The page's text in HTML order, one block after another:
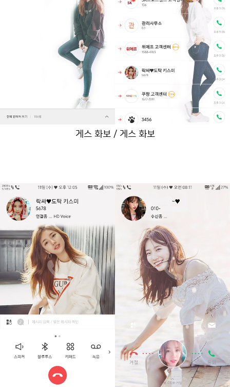
게스 화보 / 게스 화보